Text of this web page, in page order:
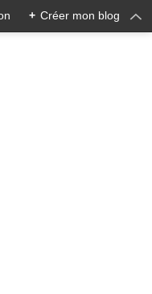
+ Créer mon blog